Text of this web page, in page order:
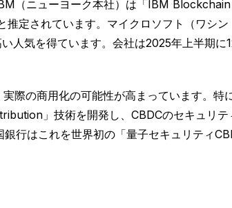
（ニューヨーク本社）は「IBM
定されています。マイクロソフト（ワシン
人気を得ています。会社は2025年上半期に
際の商用化の可能性が高まっています。特
」技術を開発し、CBDCのセキュリテ
行はこれを世界初の「量子セキュリティ